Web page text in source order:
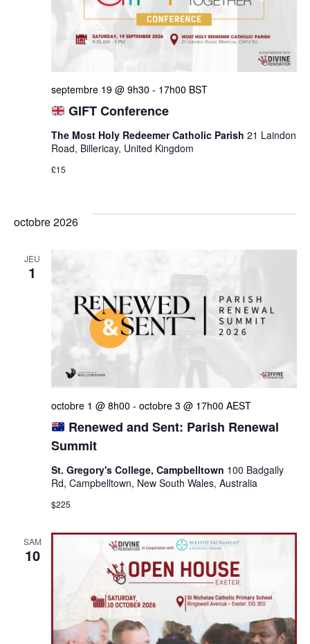
GIFT Conference
septembre 19 @ 9h30 - 17h00 BST
The Most Holy Redeemer Catholic Parish 21 Laindon
Road, Billericay, United Kingdom
£15
octobre 2026
JEU
1
Renewed and Sent: Parish Renewal
Summit
octobre 1 @ 8h00 - octobre 3 @ 17h00 AEST
St. Gregory's College, Campbelltown 100 Badgally
Rd, Campbelltown, New South Wales, Australia
$225
SAM
10